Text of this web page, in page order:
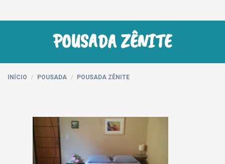
POUSADA ZÊNITE
INÍCIO POUSADA POUSADA ZÊNITE